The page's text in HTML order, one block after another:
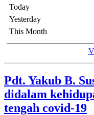
Today
Yesterday
This Month
Pdt. Yakub B.
didalam
tengah covid-19